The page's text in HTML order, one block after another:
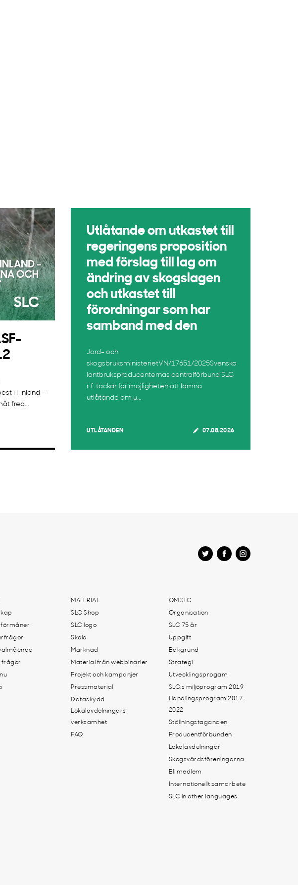
i Finland –
fred...
Utlåtande om utkastet till
regeringens proposition
med förslag till lag om
ändring av skogslagen
och utkastet till
förordningar som har
samband med den
Jord- och
skogsbruksministerietVN/17651/2025Svenska
lantbruksproducenternas centralförbund SLC
r.f. tackar för möjligheten att lämna
utlåtande om u...
UTLÅTANDEN 07.08.2026
frågor
MATERIAL
SLC Shop
SLC logo
Skola
Marknad
Material från webbinarier
Projekt och kampanjer
Pressmaterial
Dataskydd
Lokalavdelningars
verksamhet
FAQ
OM SLC
Organisation
SLC 75 år
Uppgift
Bakgrund
Strategi
Utvecklingsprogam
SLC:s miljöprogram 2019
Handlingsprogram 2017-
2022
Ställningstaganden
Producentförbunden
Lokalavdelningar
Skogsvårdsföreningarna
Bli medlem
Internationellt samarbete
SLC in other languages